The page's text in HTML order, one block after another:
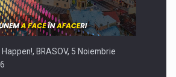
BRASOV, 5 Noiembrie